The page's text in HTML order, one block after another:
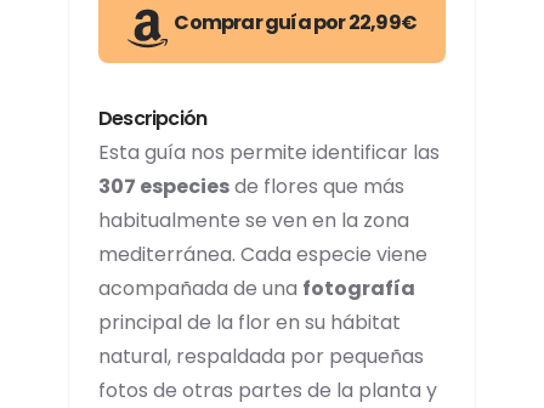
Comprar guía por 22,99€
Descripción
Esta guía nos permite identificar las
307 especiesde flores que más
habitualmente se ven en la zona
mediterránea. Cada especie viene
acompañada de una fotografía
principal de la flor en su hábitat
natural, respaldada por pequeñas
fotos de otras partes de la planta y